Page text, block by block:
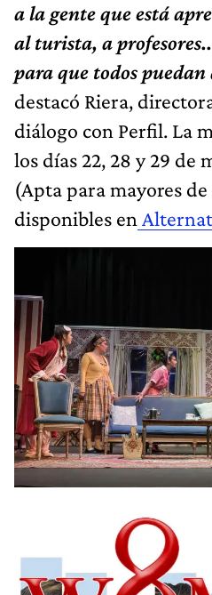
a la gente que está
al turista, a
para que todos
destacó Riera,
diálogo con Perfil. La
los días 22, 28 y 29 de
(Apta para mayores
disponibles en